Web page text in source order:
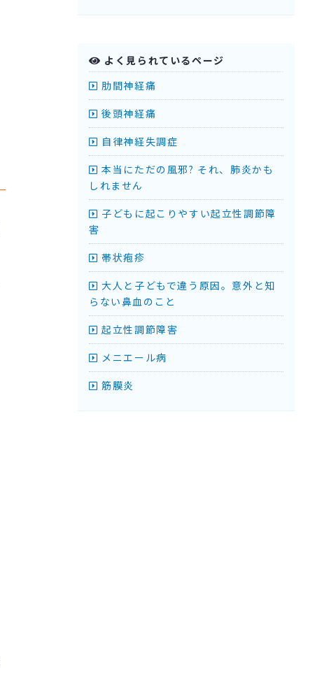
よく見られているページ
肋間神経痛
後頭神経痛
自律神経失調症
本当にただの風邪? それ、肺炎かも
しれません
子どもに起こりやすい起立性調節障
害
帯状疱疹
大人と子どもで違う原因。意外と知
らない鼻血のこと
起立性調節障害
メニエール病
筋膜炎